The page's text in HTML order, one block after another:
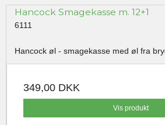
Hancock Smagekasse m. 12+1
6111
Hancock øl - smagekasse med øl fra
349,00 DKK
Vis produkt